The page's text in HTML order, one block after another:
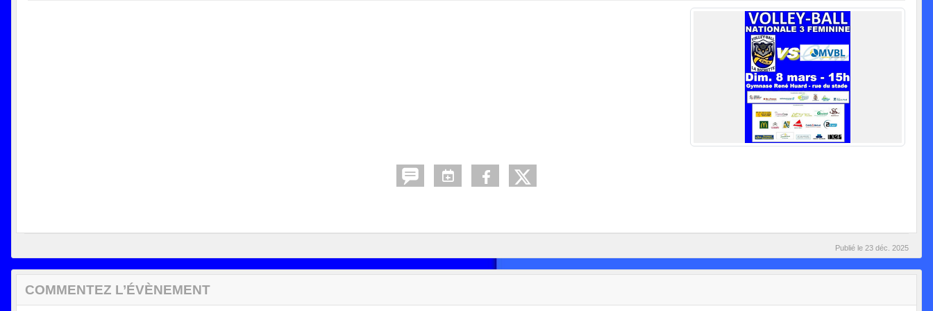
Publié le 23 déc. 2025
COMMENTEZ L’ÉVÈNEMENT